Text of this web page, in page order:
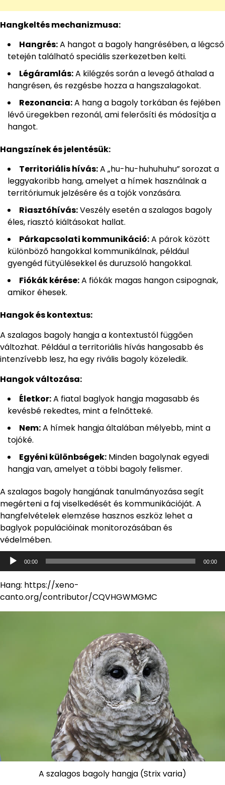
Hangkeltés mechanizmusa:
Hangrés:A hangot a bagoly hangrésében, a légcső
tetején található speciális szerkezetben kelti.
Légáramlás:A kilégzés során a levegő áthalad a
hangrésen, és rezgésbe hozza a hangszalagokat.
Rezonancia:A hang a bagoly torkában és fejében
lévő üregekben rezonál, ami felerősíti és módosítja a
hangot.
Hangszínek és jelentésük:
Territoriális hívás:A „hu-hu-huhuhuhu” sorozat a
leggyakoribb hang, amelyet a hímek használnak a
territóriumuk jelzésére és a tojók vonzására.
Riasztóhívás:Veszély esetén a szalagos bagoly
éles, riasztó kiáltásokat hallat.
Párkapcsolati kommunikáció:A párok között
különböző hangokkal kommunikálnak, például
gyengéd fütyülésekkel és duruzsoló hangokkal.
Fiókák kérése:A fiókák magas hangon csipognak,
amikor éhesek.
Hangok és kontextus:
A szalagos bagoly hangja a kontextustól függően
változhat. Például a territoriális hívás hangosabb és
intenzívebb lesz, ha egy rivális bagoly közeledik.
Hangok változása:
Életkor:A fiatal baglyok hangja magasabb és
kevésbé rekedtes, mint a felnőtteké.
Nem:A hímek hangja általában mélyebb, mint a
tojóké.
Egyéni különbségek: Minden bagolynak egyedi
hangja van, amelyet a többi bagoly felismer.
A szalagos bagoly hangjának tanulmányozása segít
megérteni a faj viselkedését és kommunikációját. A
hangfelvételek elemzése hasznos eszköz lehet a
baglyok populációinak monitorozásában és
védelmében.
Audió
lejátszó
00:00 00:00
Hang: https://xeno-
canto.org/contributor/CQVHGWMGMC
A szalagos bagoly hangja (Strix varia)